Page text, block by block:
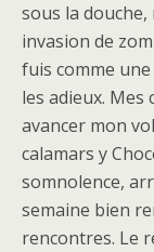
sous la
invasion de
fuis comme
les adieux. Mes
avancer mon
calamars y
somnolence,
semaine bien
rencontres. Le